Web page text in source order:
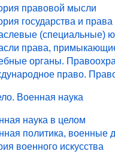
правовой мысли
государства и права
(специальные)
права,
органы.
право.
Военная наука
наука в целом
политика, военные
военного искусства